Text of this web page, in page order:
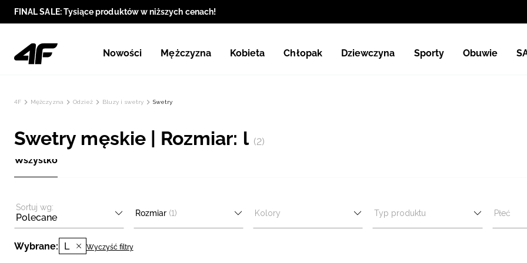
FINAL SALE: Tysiące produktów w niższych cenach!
Nowości Mężczyzna Kobieta Chłopak Dziewczyna Sporty Obuwie
4F Mężczyzna Odzież Bluzy i swetry Swetry
Swetry męskie | Rozmiar: l (2)
Wszystko
Sortuj wg:
Polecane Rozmiar (1) Kolory Typ produktu Płeć
Wybrane: L Wyczyść filtry